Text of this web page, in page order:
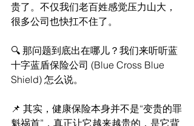
贵了。不仅我们老百姓感觉压力山大，
很多公司也快扛不住了。
🔍 那问题到底出在哪儿？我们来听听蓝
十字蓝盾保险公司 (Blue Cross Blue
Shield) 怎么说。
📌 其实，健康保险本身并不是“变贵的罪
魁祸首”，真正让它越来越贵的，是它背